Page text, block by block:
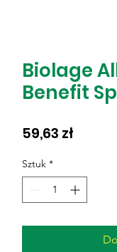
Biolage
Benefit
59,63 zł
Sztuk *